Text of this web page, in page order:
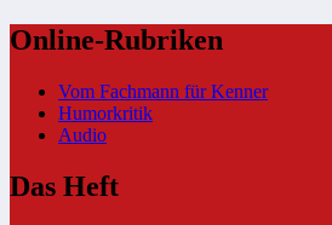
Online-Rubriken
Vom Fachmann für Kenner
Humorkritik
Audio
Das Heft